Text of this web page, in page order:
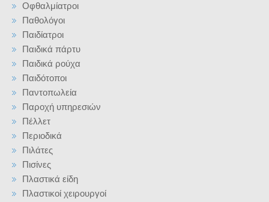
Οφθαλμίατροι
Παθολόγοι
Παιδίατροι
Παιδικά πάρτυ
Παιδικά ρούχα
Παιδότοποι
Παντοπωλεία
Παροχή υπηρεσιών
Πέλλετ
Περιοδικά
Πιλάτες
Πισίνες
Πλαστικά είδη
Πλαστικοί χειρουργοί